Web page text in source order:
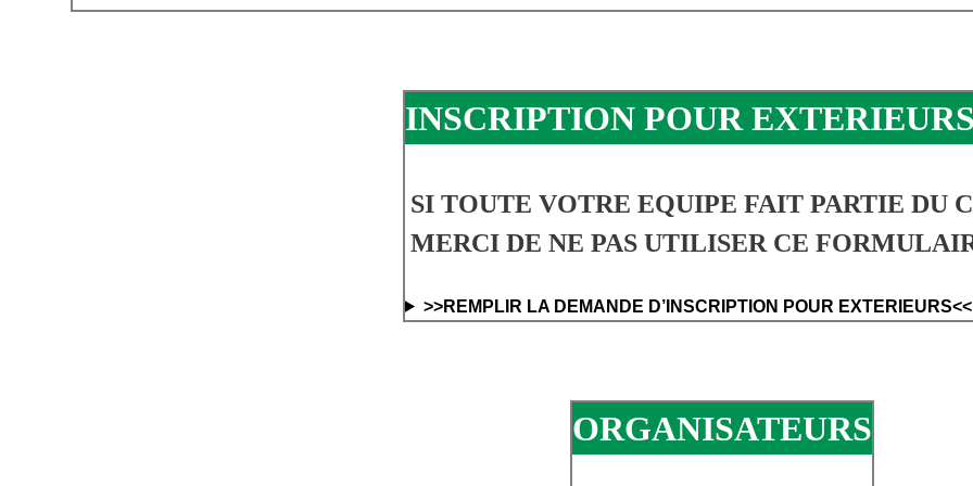
INSCRIPTION POUR EXTERIEURS
SI TOUTE VOTRE EQUIPE FAIT PARTIE DU
MERCI DE NE PAS UTILISER CE
>>REMPLIR LA DEMANDE D’INSCRIPTION POUR EXTERIEURS<<
ORGANISATEURS